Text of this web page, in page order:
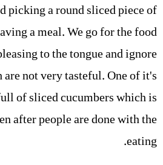
picking a round sliced piece of
a meal. We go for the food
to the tongue and ignore
not very tasteful. One of it's
of sliced cucumbers which is
after people are done with the
eating.